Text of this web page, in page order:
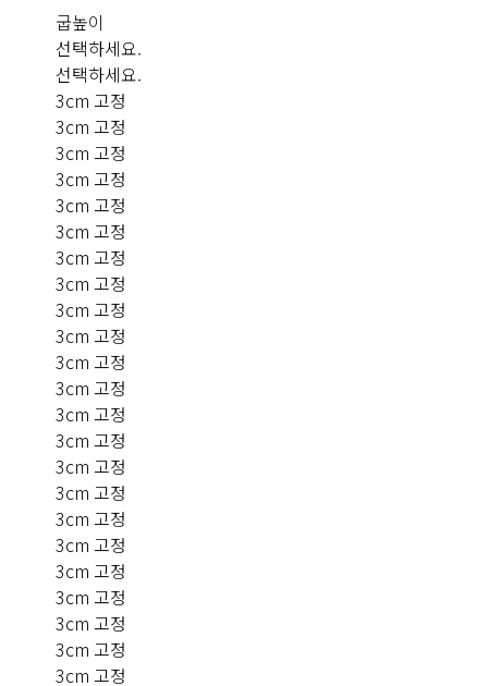
굽높이
선택하세요.
선택하세요.
3cm 고정
3cm 고정
3cm 고정
3cm 고정
3cm 고정
3cm 고정
3cm 고정
3cm 고정
3cm 고정
3cm 고정
3cm 고정
3cm 고정
3cm 고정
3cm 고정
3cm 고정
3cm 고정
3cm 고정
3cm 고정
3cm 고정
3cm 고정
3cm 고정
3cm 고정
3cm 고정